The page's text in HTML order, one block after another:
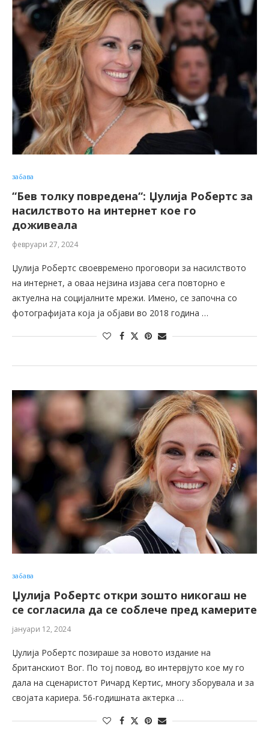
забава
“Бев толку повредена“: Џулија Робертс за
насилството на интернет кое го
доживеала
февруари 27, 2024
Џулија Робертс своевремено проговори за насилството
на интернет, а оваа нејзина изјава сега повторно е
актуелна на социјалните мрежи. Имено, се започна со
фотографијата која ја објави во 2018 година …
забава
Џулија Робертс откри зошто никогаш не
се согласила да се соблече пред камерите
јануари 12, 2024
Џулија Робертс позираше за новото издание на
британскиот Вог. По тој повод, во интервјуто кое му го
дала на сценаристот Ричард Кертис, многу зборувала и за
својата кариера. 56-годишната актерка …